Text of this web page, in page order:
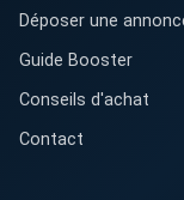
Déposer une
Guide Booster
Conseils d'achat
Contact